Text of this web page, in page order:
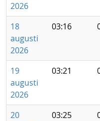
2026
18
augusti
2026
03:16
19
augusti
2026
03:21
20
03:25